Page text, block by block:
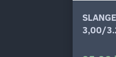
3,00/